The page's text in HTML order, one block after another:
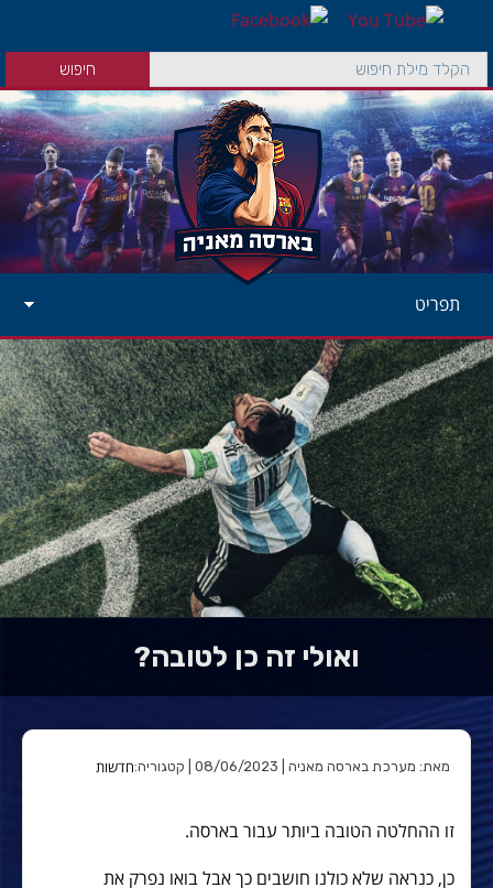
תפריט
ואולי זה כן לטובה?
מאת: מערכת בארסה מאניה | 08/06/2023 | קטגוריה: חדשות
זו ההחלטה הטובה ביותר עבור בארסה.
כן, כנראה שלא כולנו חושבים כך אבל בואו נפרק את